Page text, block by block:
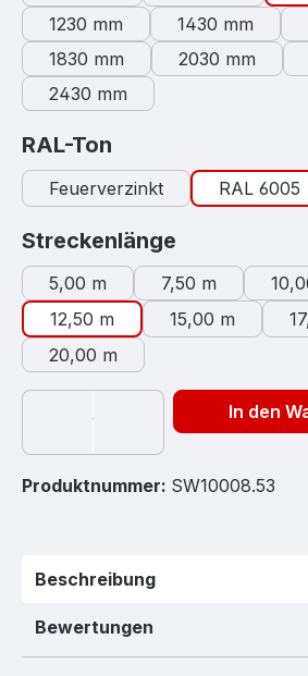
1230 mm
1430 mm
1830 mm
2030 mm
2430 mm
RAL-Ton
Feuerverzinkt RAL 6005
Streckenlänge
5,00 m 7,50 m
12,50 m
15,00 m
20,00 m
In den
Produktnummer: SW10008.53
Beschreibung
Bewertungen